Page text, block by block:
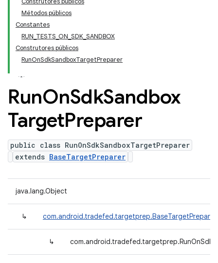
Métodos públicos
Constantes
RUN_TESTS_ON_SDK_SANDBOX
Construtores públicos
RunOnSdkSandboxTargetPreparer
RunOnSdkSandbox
TargetPreparer
public class RunOnSdkSandboxTargetPreparer
extends BaseTargetPreparer
java.lang.Object
↳ com.android.tradefed.targetprep.BaseTargetPreparer
↳